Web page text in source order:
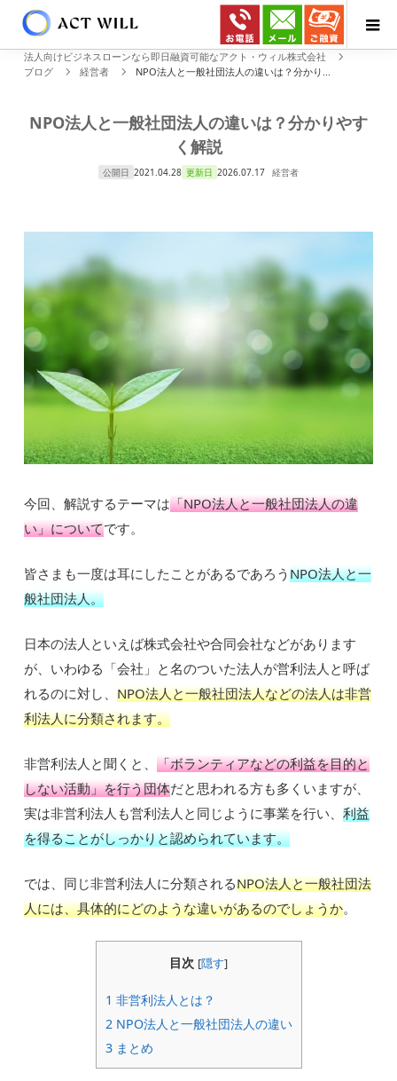
法人向けビジネスローンなら即日融資可能なアクト・ウィル株式会社
ブログ
経営者 NPO法人と一般社団法人の違いは？分かり...
NPO法人と一般社団法人の違いは？分かりやす
く解説
公開日 2021.04.28 更新日 2026.07.17 経営者
今回、解説するテーマは「NPO法人と一般社団法人の違
い」についてです。
皆さまも一度は耳にしたことがあるであろうNPO法人と一
般社団法人。
日本の法人といえば株式会社や合同会社などがあります
が、いわゆる「会社」と名のついた法人が営利法人と呼ば
れるのに対し、NPO法人と一般社団法人などの法人は非営
利法人に分類されます。
非営利法人と聞くと、「ボランティアなどの利益を目的と
しない活動」を行う団体だと思われる方も多くいますが、
実は非営利法人も営利法人と同じように事業を行い、利益
を得ることがしっかりと認められています。
では、同じ非営利法人に分類されるNPO法人と一般社団法
人には、具体的にどのような違いがあるのでしょうか。
目次 [隠す]
1 非営利法人とは？
2 NPO法人と一般社団法人の違い
3まとめ